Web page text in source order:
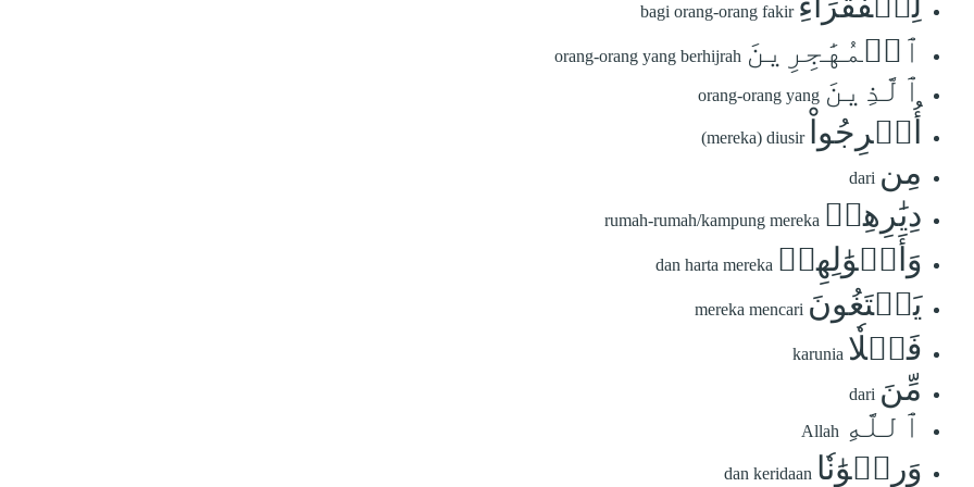
bagi orang-orang fakir
ٱلۡمُهَٰجِرِينَ orang-orang yang berhijrah
ٱلَّذِينَ orang-orang yang
أُخۡرِجُواْ (mereka) diusir
مِن dari
دِيَٰرِهِمۡ rumah-rumah/kampung mereka
وَأَمۡوَٰلِهِمۡ dan harta mereka
يَبۡتَغُونَ mereka mencari
فَضۡلٗا karunia
مِّنَ dari
ٱللَّهِ Allah
وَرِضۡوَٰنٗا dan keridaan